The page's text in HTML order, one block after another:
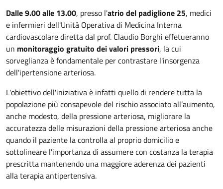
Dalle 9.00 alle 13.00, presso l'atrio del padiglione 25, medici
e infermieri dell'Unità Operativa di Medicina Interna
cardiovascolare diretta dal prof. Claudio Borghi effetueranno
un monitoraggio gratuito dei valori pressori, la cui
sorveglianza è fondamentale per contrastare l'insorgenza
dell'ipertensione arteriosa.
L'obiettivo dell'iniziativa è infatti quello di rendere tutta la
popolazione più consapevole del rischio associato all’aumento,
anche modesto, della pressione arteriosa, migliorare la
accuratezza delle misurazioni della pressione arteriosa anche
quando il paziente la controlla al proprio domicilio e
sottolineare l'importanza di assumere con costanza la terapia
prescritta mantenendo una maggiore aderenza dei pazienti
alla terapia antipertensiva.